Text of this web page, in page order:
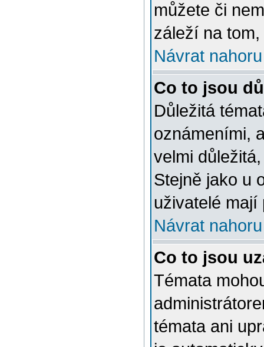
můžete či
záleží na
Návrat nahoru
Co to jsou
Důležitá
oznámeními,
velmi
Stejně jako u
uživatelé mají
Návrat nahoru
Co to jsou
Témata
témata ani